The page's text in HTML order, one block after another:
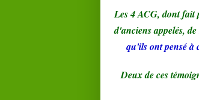
Les 4 ACG, dont fait
d'anciens appelés, de
qu'ils ont pensé à
Deux de ces